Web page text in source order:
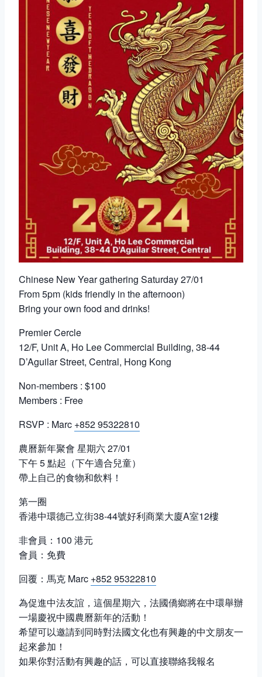
Chinese New Year gathering Saturday 27/01
From 5pm (kids friendly in the afternoon)
Bring your own food and drinks!
Premier Cercle
12/F, Unit A, Ho Lee Commercial Building, 38-44
D’Aguilar Street, Central, Hong Kong
Non-members : $100
Members : Free
RSVP : Marc +852 95322810
農曆新年聚會 星期六 27/01
下午 5 點起（下午適合兒童）
帶上自己的食物和飲料！
第一圈
香港中環德己立街38-44號好利商業大廈A室12樓
非會員：100 港元
會員：免費
回覆：馬克 Marc +852 95322810
為促進中法友誼，這個星期六，法國僑鄉將在中環舉辦
一場慶祝中國農曆新年的活動！
希望可以邀請到同時對法國文化也有興趣的中文朋友一
起來參加！
如果你對活動有興趣的話，可以直接聯絡我報名